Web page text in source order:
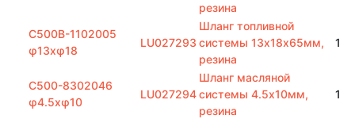
резина
C500B-1102005
φ13xφ18
LU027293
Шланг топливной
системы 13х18х65мм,
резина
1
C500-8302046
φ4.5xφ10
LU027294
Шланг масляной
системы 4.5х10мм,
резина
1